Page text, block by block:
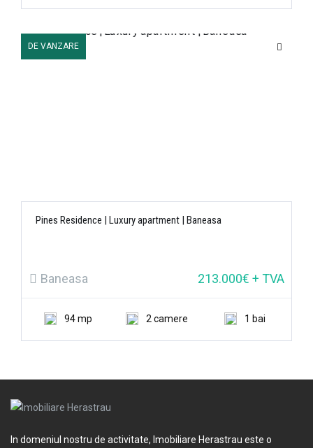
DE VANZARE
Pines Residence | Luxury apartment | Baneasa
Baneasa 213.000€ + TVA
94 mp 2 camere 1 bai
In domeniul nostru de activitate, Imobiliare Herastrau este o